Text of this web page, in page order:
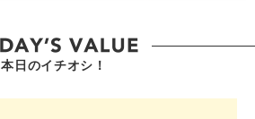
本日のイチオシ！